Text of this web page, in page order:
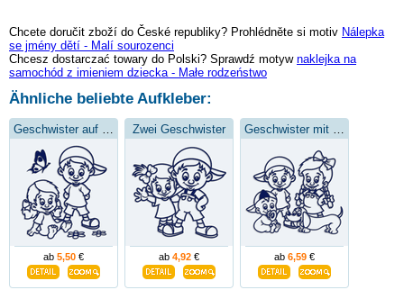
Chcete doručit zboží do České republiky? Prohlédněte si motiv Nálepka
se jmény dětí - Malí sourozenci
Chcesz dostarczać towary do Polski? Sprawdź motyw naklejka na
samochód z imieniem dziecka - Małe rodzeństwo
Ähnliche beliebte Aufkleber:
ab 5,50 €
Zwei Geschwister
ab 4,92 € ab 6,59 €